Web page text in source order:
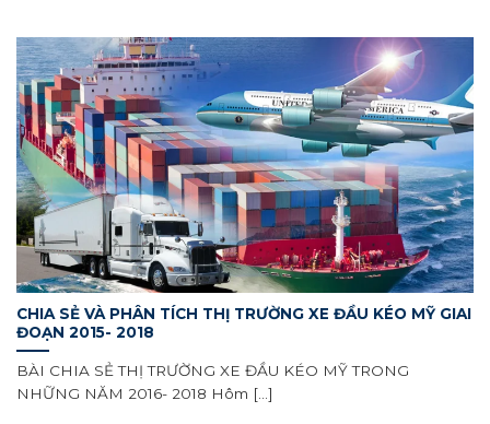
CHIA SẺ VÀ PHÂN TÍCH THỊ TRƯỜNG XE ĐẦU KÉO MỸ GIAI
ĐOẠN 2015- 2018
BÀI CHIA SẺ THỊ TRƯỜNG XE ĐẦU KÉO MỸ TRONG
NHỮNG NĂM 2016- 2018 Hôm [...]